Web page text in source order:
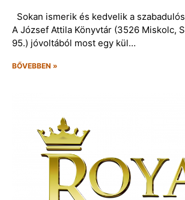
Sokan ismerik és kedvelik a
A József Attila Könyvtár (3526 Miskolc,
95.) jóvoltából most egy kül…
BŐVEBBEN »